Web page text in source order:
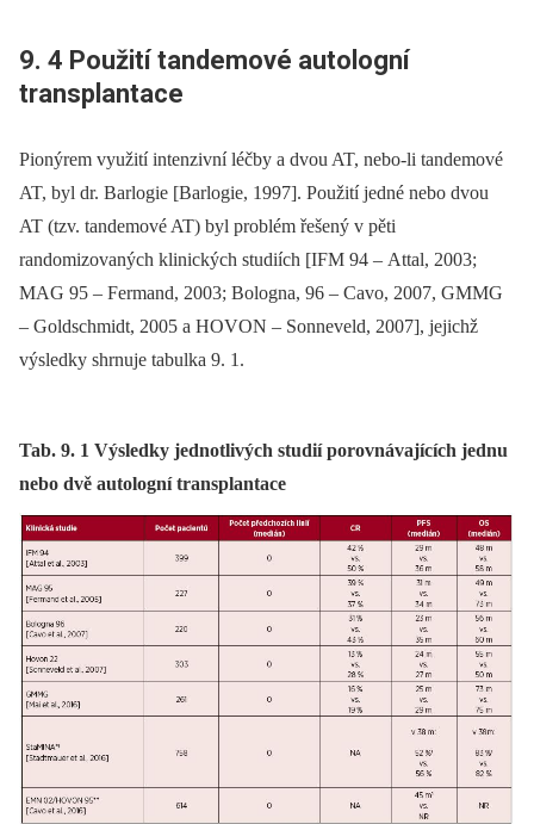
9. 4 Použití tandemové autologní
transplantace
Pionýrem využití intenzivní léčby a dvou AT, nebo-li tandemové
AT, byl dr. Barlogie [Barlogie, 1997]. Použití jedné nebo dvou
AT (tzv. tandemové AT) byl problém řešený v pěti
randomizovaných klinických studiích [IFM 94 –⁠ Attal, 2003;
MAG 95 –⁠ Fermand, 2003; Bologna, 96 –⁠ Cavo, 2007, GMMG
–⁠ Goldschmidt, 2005 a HOVON –⁠ Sonneveld, 2007], jejichž
výsledky shrnuje tabulka 9. 1.
Tab. 9. 1 Výsledky jednotlivých studií porovnávajících jednu
nebo dvě autologní transplantace